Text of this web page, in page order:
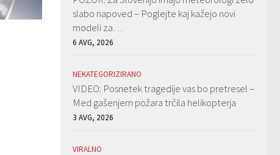
slabo napoved – Poglejte kaj kažejo novi
modeli za…
6 AVG, 2026
NEKATEGORIZIRANO
VIDEO: Posnetek tragedije vas bo pretresel –
Med gašenjem požara trčila helikopterja
3 AVG, 2026
VIRALNO